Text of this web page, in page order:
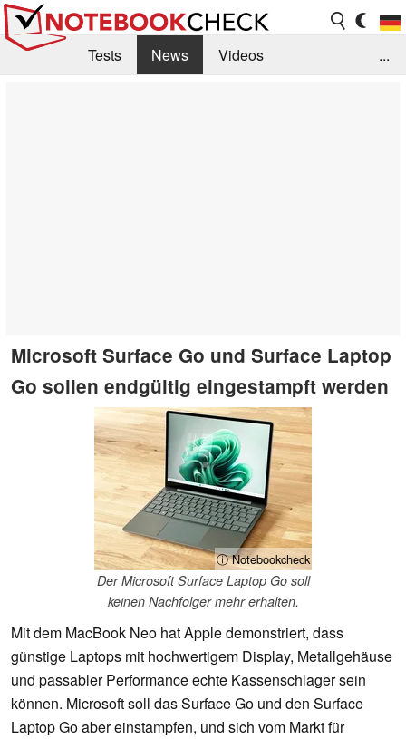
Tests News
Videos
...
Microsoft Surface Go und Surface Laptop
Go sollen endgültig eingestampft werden
ⓘ Notebookcheck
Der Microsoft Surface Laptop Go soll
keinen Nachfolger mehr erhalten.
Mit dem MacBook Neo hat Apple demonstriert, dass
günstige Laptops mit hochwertigem Display, Metallgehäuse
und passabler Performance echte Kassenschlager sein
können. Microsoft soll das Surface Go und den Surface
Laptop Go aber einstampfen, und sich vom Markt für